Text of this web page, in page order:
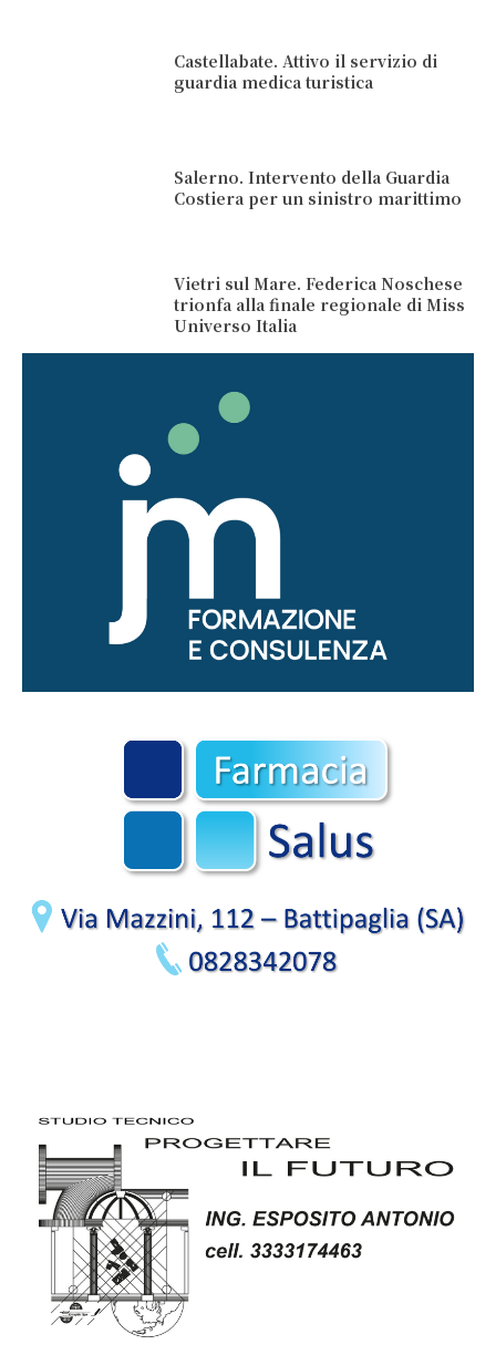
Castellabate. Attivo il servizio di
guardia medica turistica
Salerno. Intervento della Guardia
Costiera per un sinistro marittimo
Vietri sul Mare. Federica Noschese
trionfa alla finale regionale di Miss
Universo Italia